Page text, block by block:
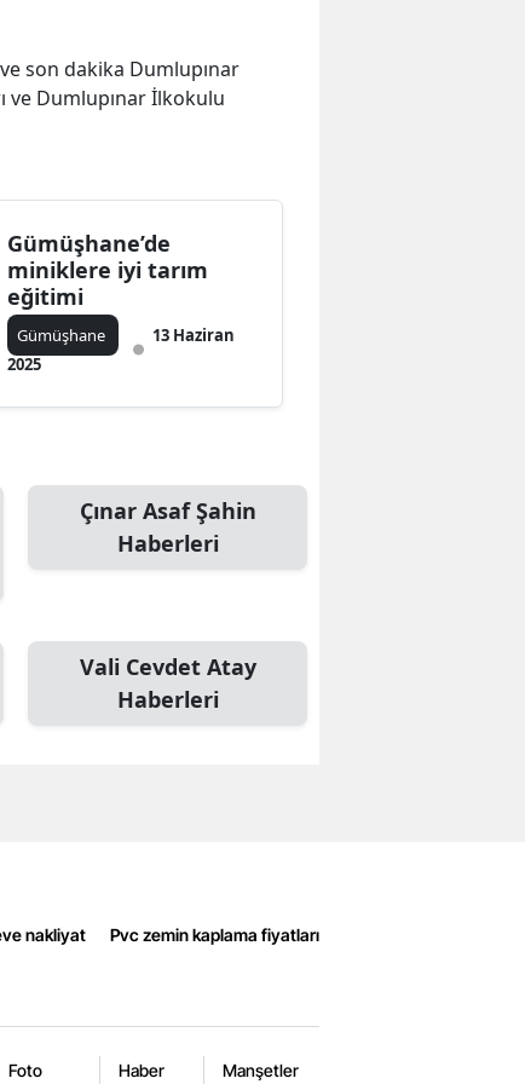
son dakika Dumlupınar
ve Dumlupınar İlkokulu
Gümüşhane’de
miniklere iyi tarım
eğitimi
Gümüşhane
13 Haziran
2025
Çınar Asaf Şahin
Haberleri
Vali Cevdet Atay
Haberleri
nakliyat Pvc zemin kaplama fiyatları
Foto
Haber
Manşetler